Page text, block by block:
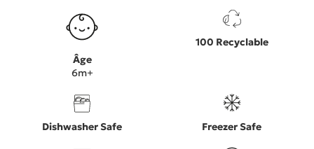
Âge
6m+
100 Recyclable
Dishwasher Safe Freezer Safe